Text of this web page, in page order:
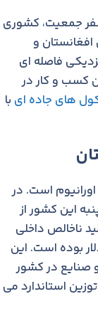
با حدود 35 میلیون نفر جمعیت، کشوری
و
فاصله ای
کسب و کار در
های جاده ای با
است. در
این کشور از
ناخالص داخلی
سال 2023 حدود10 هزار دلار بوده است. این
در کشور
استاندارد می